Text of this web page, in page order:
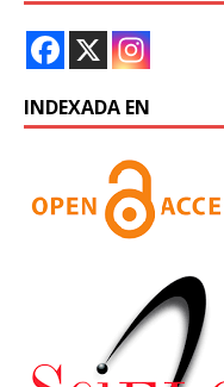
INDEXADA EN